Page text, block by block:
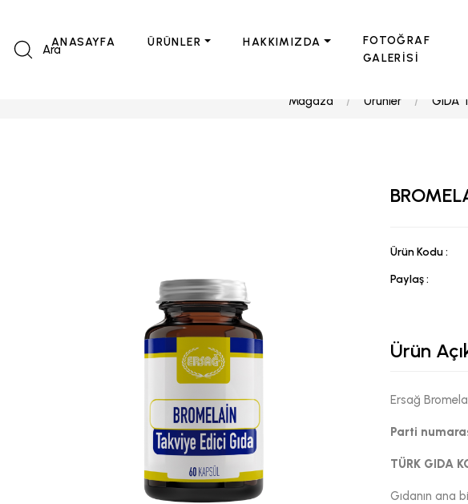
Ara
ANASAYFA ÜRÜNLER HAKKIMIZDA
FOTOĞRAF
GALERİSİ
Mağaza Ürünler GIDA
Ürün Kodu :
Paylaş :
Ürün
Ersağ
Parti
TÜRK GIDA
Gıdanın ana